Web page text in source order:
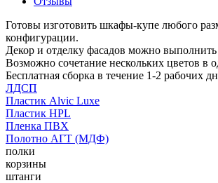
Готовы изготовить шкафы-купе любого
конфигурации.
Декор и отделку фасадов можно
Возможно сочетание нескольких цветов в
Бесплатная сборка в течение 1-2 рабочих
ЛДСП
Пластик Alvic Luxe
Пластик HPL
Пленка ПВХ
Полотно АГТ (МДФ)
полки
корзины
штанги